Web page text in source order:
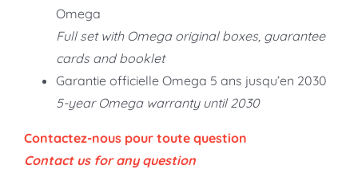
Omega
Full set with Omega original boxes, guarantee
cards and booklet
Garantie officielle Omega 5 ans jusqu’en 2030
5-year Omega warranty until 2030
Contactez-nous pour toute question
Contact us for any question